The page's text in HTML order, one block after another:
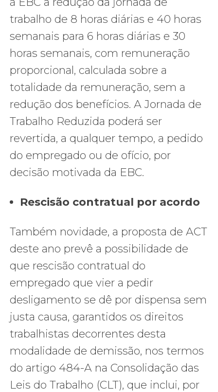
trabalho de 8 horas diárias e 40 horas
semanais para 6 horas diárias e 30
horas semanais, com remuneração
proporcional, calculada sobre a
totalidade da remuneração, sem a
redução dos benefícios. A Jornada de
Trabalho Reduzida poderá ser
revertida, a qualquer tempo, a pedido
do empregado ou de ofício, por
decisão motivada da EBC.
Rescisão contratual por acordo
Também novidade, a proposta de ACT
deste ano prevê a possibilidade de
que rescisão contratual do
empregado que vier a pedir
desligamento se dê por dispensa sem
justa causa, garantidos os direitos
trabalhistas decorrentes desta
modalidade de demissão, nos termos
do artigo 484-A na Consolidação das
Leis do Trabalho (CLT), que inclui, por